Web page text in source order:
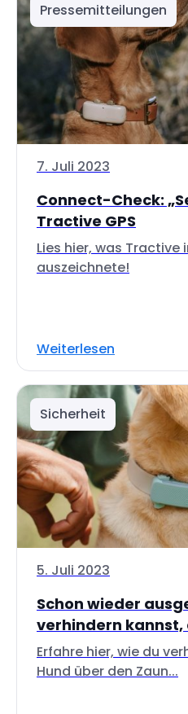
Pressemitteilungen
7. Juli 2023
Connect-Check:
Tractive GPS
Lies hier, was
auszeichnete!
Weiterlesen
Sicherheit
5. Juli 2023
Schon wieder
verhindern kannst,
Erfahre hier, wie du
Hund über den Zaun...